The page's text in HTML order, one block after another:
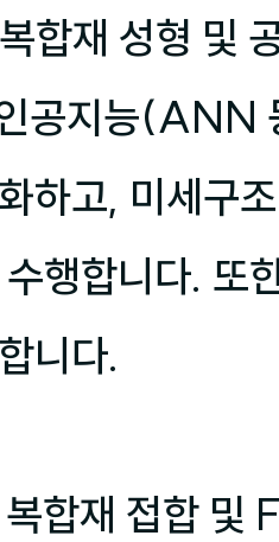
합재 성형 및
공지능(ANN
하고, 미세구
행합니다. 또
니다.
합재 접합